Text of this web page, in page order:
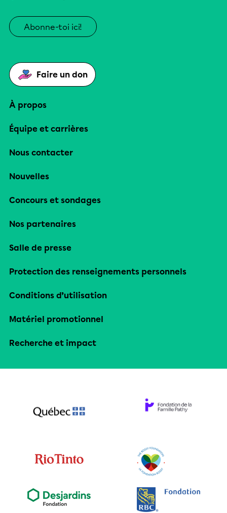
Abonne-toi ici!
Faire un don
À propos
Équipe et carrières
Nous contacter
Nouvelles
Concours et sondages
Nos partenaires
Salle de presse
Protection des renseignements personnels
Conditions d’utilisation
Matériel promotionnel
Recherche et impact